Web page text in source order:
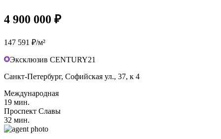
4 900 000 ₽
147 591 ₽/м²
Эксклюзив CENTURY21
Санкт-Петербург, Софийская ул., 37, к 4
Международная
19 мин.
Проспект Славы
32 мин.